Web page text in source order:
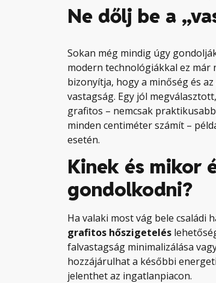
Ne dőlj be a
Sokan még mindig úgy
modern technológiákkal ez már
bizonyítja, hogy a minőség és
vastagság. Egy jól
grafitos – nemcsak
minden centiméter számít –
esetén.
Kinek és mikor
gondolkodni?
Ha valaki most vág bele családi
grafitos hőszigetelés
falvastagság minimalizálása
hozzájárulhat a későbbi
jelenthet az ingatlanpiacon.